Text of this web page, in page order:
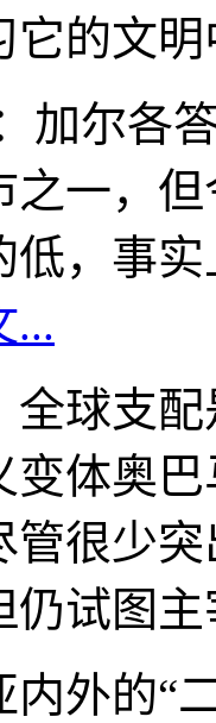
它的文
加尔各
之一，
低，事
...
全球支
变体奥
管很少
仍试图
内外的“